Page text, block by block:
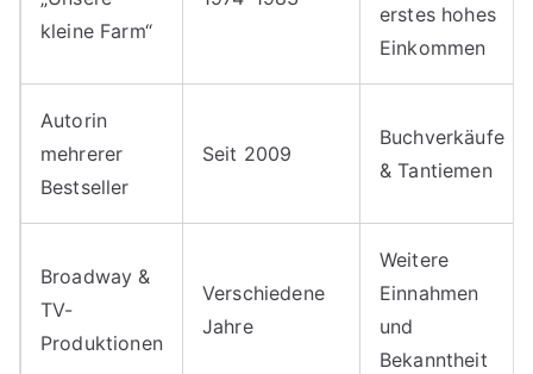
kleine Farm“
erstes hohes
Einkommen
Autorin
mehrerer
Bestseller
Seit 2009
Buchverkäufe
& Tantiemen
Broadway &
TV-
Produktionen
Verschiedene
Jahre
Weitere
Einnahmen
und
Bekanntheit